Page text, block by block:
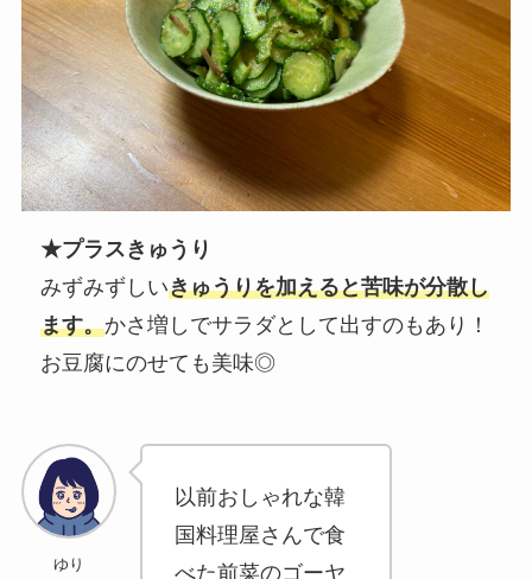
★プラスきゅうり
みずみずしいきゅうりを加えると苦味が分散し
ます。かさ増しでサラダとして出すのもあり！
お豆腐にのせても美味◎
ゆり
以前おしゃれな韓
国料理屋さんで食
べた前菜のゴーヤ